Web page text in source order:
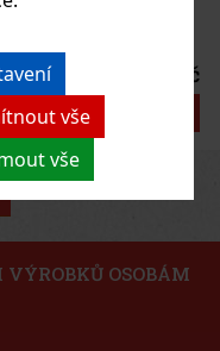
vše
vše
- 5 ks
160 Kč
Sleva: 24%
Next
OSOBÁM